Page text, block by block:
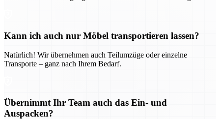
Kann ich auch nur Möbel transportieren lassen?
Natürlich! Wir übernehmen auch Teilumzüge oder einzelne
Transporte – ganz nach Ihrem Bedarf.
Übernimmt Ihr Team auch das Ein- und
Auspacken?